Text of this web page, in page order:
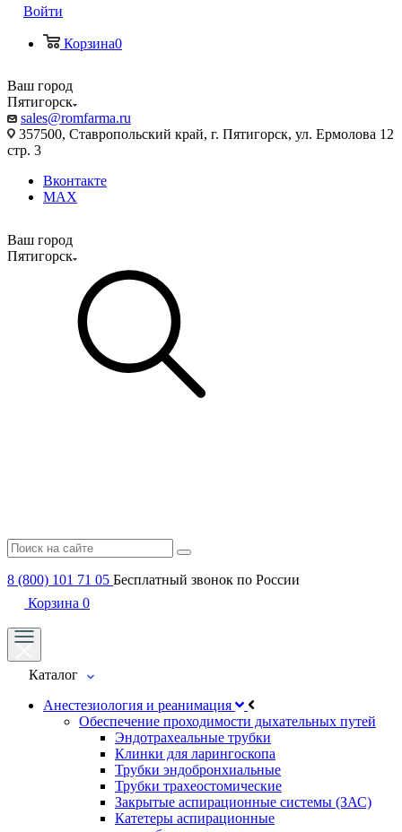
Войти
Корзина0
Ваш город
Пятигорск
sales@romfarma.ru
357500, Ставропольский край, г. Пятигорск, ул. Ермолова 12
стр. 3
Вконтакте
MAX
Ваш город
Пятигорск
8 (800) 101 71 05 Бесплатный звонок по России
Корзина 0
Каталог
Анестезиология и реанимация
Обеспечение проходимости дыхательных путей
Эндотрахеальные трубки
Клинки для ларингоскопа
Трубки эндобронхиальные
Трубки трахеостомические
Закрытые аспирационные системы (ЗАС)
Катетеры аспирационные